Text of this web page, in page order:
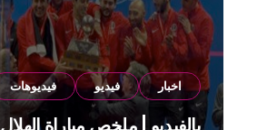
اخبار فيديو فيديوهات
بالفيديو | ملخص مباراة الهلال